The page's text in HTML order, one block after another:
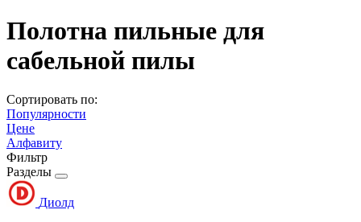
Полотна пильные для
сабельной пилы
Сортировать по:
Популярности
Цене
Алфавиту
Фильтр
Разделы
Диолд